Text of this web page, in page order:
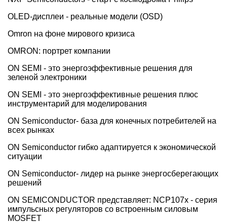
OLED-дисплеи - реальные модели (OSD)
Omron на фоне мирового кризиса
OMRON: портрет компании
ON SEMI - это энергоэффективные решения для
зеленой электроники
ON SEMI - это энергоэффективные решения плюс
инструментарий для моделирования
ON Semiconductor- база для конечных потребителей на
всех рынках
ON Semiconductor гибко адаптируется к экономической
ситуации
ON Semiconductor- лидер на рынке энергосберегающих
решений
ON SEMICONDUCTOR представляет: NCP107х - серия
импульсных регуляторов со встроенным силовым
MOSFET